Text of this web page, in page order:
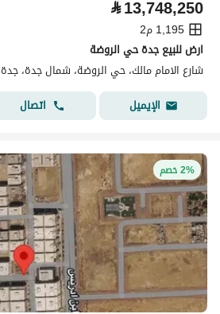
⃁13,748,250
1,195 م2
ارض للبيع جدة حي الروضة
شارع الامام مالك، حي الروضة، شمال جدة، جدة
الإيميل
اتصال
2% خصم